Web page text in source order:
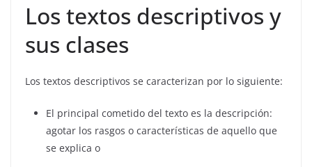
Los textos descriptivos y
sus clases
Los textos descriptivos se caracterizan por lo siguiente:
El principal cometido del texto es la descripción:
agotar los rasgos o características de aquello que
se explica o